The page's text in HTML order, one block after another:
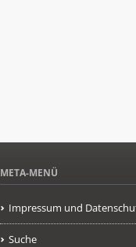
META-MENÜ
Impressum und
Suche